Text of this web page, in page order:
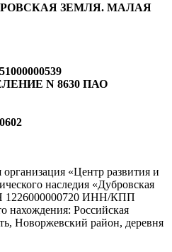
ЗЕМЛЯ. МАЛАЯ
N 8630 ПАО
«Центр развития и
наследия «Дубровская
1226000000720 ИНН/КПП
нахождения: Российская
Новоржевский район, деревня